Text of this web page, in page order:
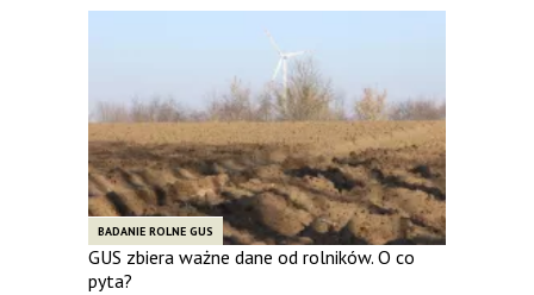
BADANIE ROLNE GUS
GUS zbiera ważne dane od rolników. O co
pyta?